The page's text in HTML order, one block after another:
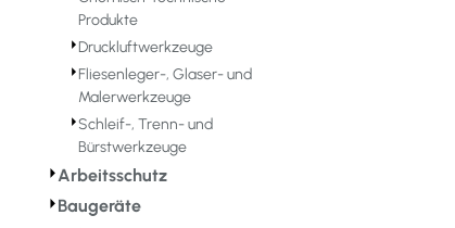
Produkte
⏵Druckluftwerkzeuge
⏵Fliesenleger-, Glaser- und
Malerwerkzeuge
⏵Schleif-, Trenn- und
Bürstwerkzeuge
⏵Arbeitsschutz
⏵Baugeräte